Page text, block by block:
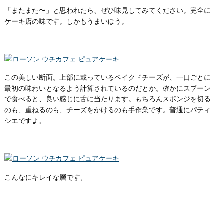
「またまた〜」と思われたら、ぜひ味見してみてください。完全に
ケーキ店の味です。しかもうまいほう。
この美しい断面。上部に載っているベイクドチーズが、一口ごとに
最初の味わいとなるよう計算されているのだとか。確かにスプーン
で食べると、良い感じに舌に当たります。もちろんスポンジを切る
のも、重ねるのも、チーズをかけるのも手作業です。普通にパティ
シエですよ。
こんなにキレイな層です。